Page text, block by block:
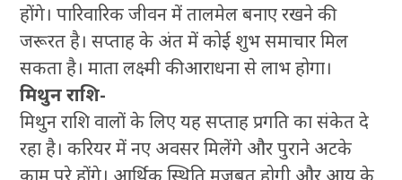
होंगे। पारिवारिक जीवन में तालमेल बनाए रखने की
जरूरत है। सप्ताह के अंत में कोई शुभ समाचार मिल
सकता है। माता लक्ष्मी की आराधना से लाभ होगा।
मिथुन राशि-
मिथुन राशि वालों के लिए यह सप्ताह प्रगति का संकेत दे
रहा है। करियर में नए अवसर मिलेंगे और पुराने अटके
काम पूरे होंगे। आर्थिक स्थिति मजबूत होगी और आय के